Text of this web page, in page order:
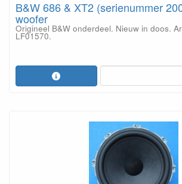
B&W 686 & XT2 (serienummer
woofer
Origineel B&W onderdeel. Nieuw in doos.
LF01570.